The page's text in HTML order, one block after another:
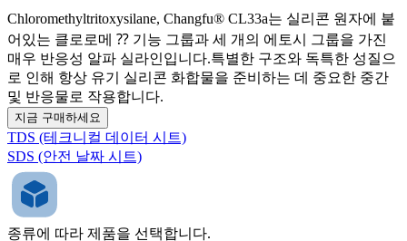
Chloromethyltritoxysilane, Changfu® CL33a는 실리콘 원자에 붙
어있는 클로로메 ⁇ 기능 그룹과 세 개의 에토시 그룹을 가진
매우 반응성 알파 실라인입니다.특별한 구조와 독특한 성질으
로 인해 항상 유기 실리콘 화합물을 준비하는 데 중요한 중간
및 반응물로 작용합니다.
지금 구매하세요
TDS (테크니컬 데이터 시트)
SDS (안전 날짜 시트)
종류에 따라 제품을 선택합니다.